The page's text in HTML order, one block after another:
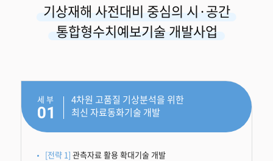
기상재해 사전대비 중심의 시·공간
통합형수치예보기술 개발사업
세 부
01
4차원 고품질 기상분석을 위한
최신 자료동화기술 개발
[전략 1] 관측자료 활용 확대기술 개발